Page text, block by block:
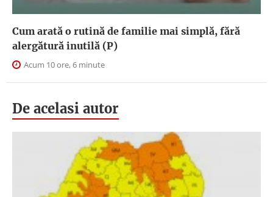
Cum arată o rutină de familie mai simplă, fără
alergătură inutilă (P)
Acum 10 ore, 6 minute
De acelasi autor